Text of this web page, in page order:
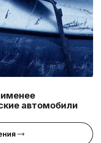
автомобили